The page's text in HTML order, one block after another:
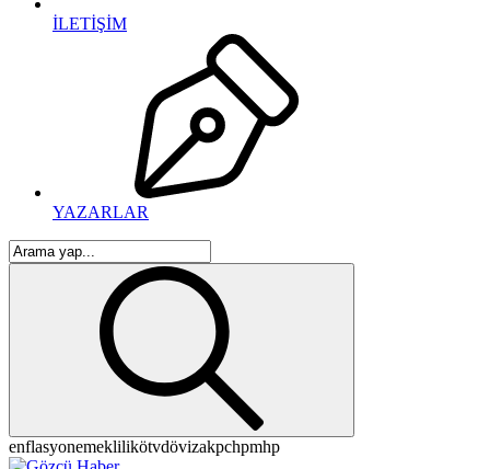
İLETİŞİM
YAZARLAR
enflasyonemeklilikötvdövizakpchpmhp